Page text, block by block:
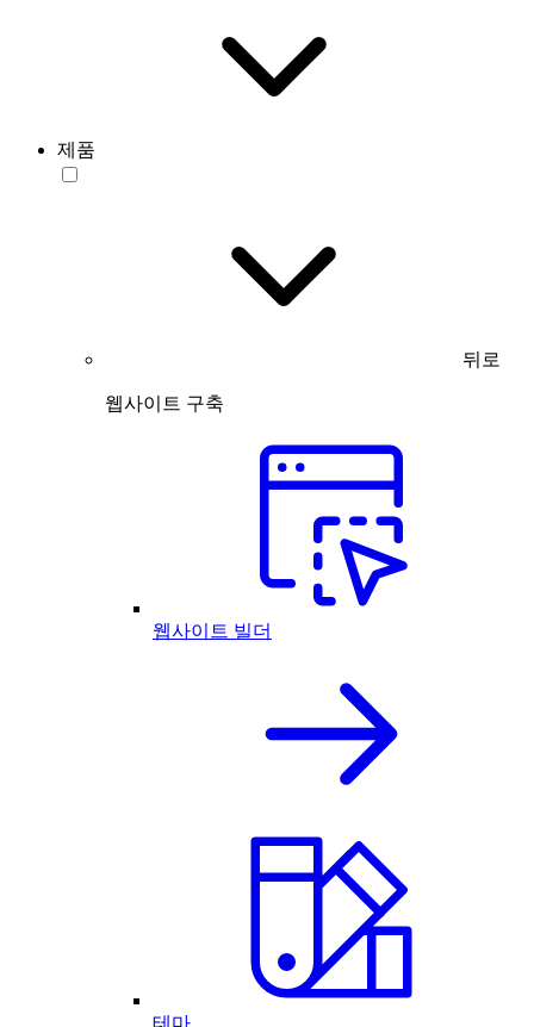
제품
뒤로
웹사이트 구축
웹사이트 빌더
테마